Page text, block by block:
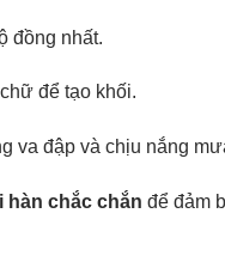
đồng nhất.
để tạo khối.
va đập và chịu nắng
hàn chắc chắn để đảm